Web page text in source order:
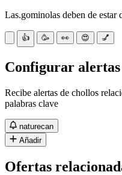
Las.gominolas deben de estar
👍 🥳 👀 😍 💅
Configurar alertas
Recibe alertas de chollos
palabras clave
naturecan
Añadir
Ofertas